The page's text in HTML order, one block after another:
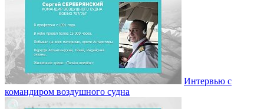
Интервью с
командиром воздушного судна